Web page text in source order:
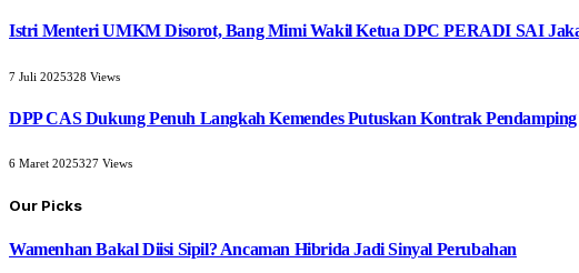
Istri Menteri UMKM Disorot, Bang Mimi Wakil Ketua DPC PERADI SAI
7 Juli 2025328 Views
DPP CAS Dukung Penuh Langkah Kemendes Putuskan Kontrak Pendamping
6 Maret 2025327 Views
Our Picks
Wamenhan Bakal Diisi Sipil? Ancaman Hibrida Jadi Sinyal Perubahan